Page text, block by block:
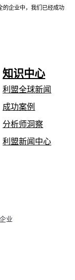
的企业中，我们已经成功
知识中心
利盟全球新闻
成功案例
分析师洞察
利盟新闻中心在
业